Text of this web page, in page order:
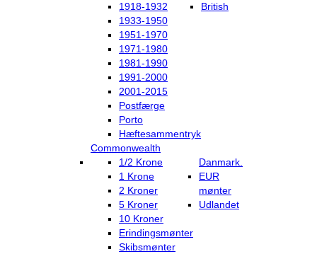
1918-1932
1933-1950
1951-1970
1971-1980
1981-1990
1991-2000
2001-2015
Postfærge
Porto
Hæftesammentryk
British
Commonwealth
Danmark.
1/2 Krone
1 Krone
2 Kroner
5 Kroner
10 Kroner
Erindingsmønter
Skibsmønter
EUR
mønter
Udlandet